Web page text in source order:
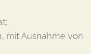
mit Ausnahme von